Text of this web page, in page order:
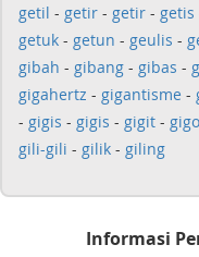
getil - getir - getir - getis
getuk - getun - geulis -
gibah - gibang - gibas -
gigahertz - gigantisme -
- gigis - gigis - gigit -
gili-gili - gilik - giling
Informasi